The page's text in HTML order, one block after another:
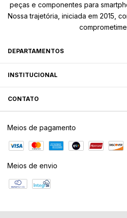
peças e componentes para
Nossa trajetória, iniciada em 2015,
DEPARTAMENTOS
INSTITUCIONAL
CONTATO
Meios de pagamento
Meios de envio